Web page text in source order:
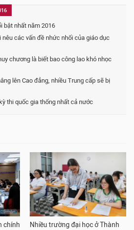
bật nhất năm 2016
các vấn đề nhức nhối của giáo dục
chương là biết bao công lao khó nhọc
lên Cao đẳng, nhiều Trung cấp sẽ bị
thi quốc gia thống nhất cả nước
chính
Nhiều trường đại học ở Thành